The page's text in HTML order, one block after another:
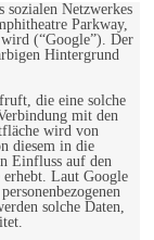
sozialen Netzwerkes
Parkway,
(“Google”). Der
Hintergrund
die eine solche
mit den
wird von
diesem in die
Einfluss auf den
Laut Google
solche Daten,